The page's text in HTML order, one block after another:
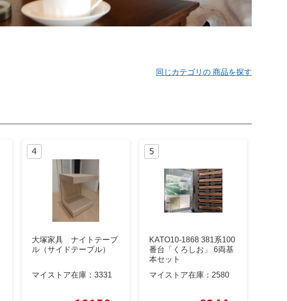
同じカテゴリの 商品を探す
大塚家具 ナイトテーブ
ル（サイドテーブル）
マイストア在庫： 3331
KATO10-1868 381系100
番台「くろしお」 6両基
本セット
マイストア在庫： 2580